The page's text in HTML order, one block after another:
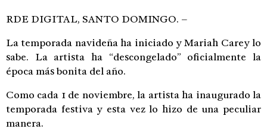
RDE DIGITAL, SANTO DOMINGO. –
La temporada navideña ha iniciado y Mariah Carey lo
sabe. La artista ha “descongelado” oficialmente la
época más bonita del año.
Como cada 1 de noviembre, la artista ha inaugurado la
temporada festiva y esta vez lo hizo de una peculiar
manera.